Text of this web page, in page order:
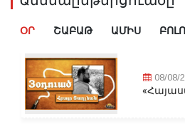
ՕՐ ՇԱԲԱԹ ԱՄԻՍ
08/08/